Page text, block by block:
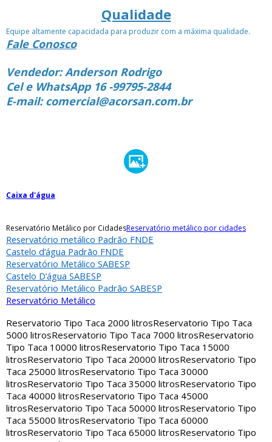
Qualidade
Equipe altamente capacidada para produzir com a máxima qualidade.
Fale Conosco
Vendedor: Anderson Rodrigo
Cel e WhatsApp 16 -99795-2844
E-mail: comercial@acorsan.com.br
Caixa d'água
Reservatório Metálico por CidadesReservatório metálico por cidades
Reservatório metálico Padrão FNDE
Castelo d’água Padrão FNDE
Reservatório Metálico SABESP
Castelo D’água SABESP
Reservatório Metálico Padrão SABESP
Reservatório Metálico
Reservatorio Tipo Taca 2000 litrosReservatorio Tipo Taca
5000 litrosReservatorio Tipo Taca 7000 litrosReservatorio
Tipo Taca 10000 litrosReservatorio Tipo Taca 15000
litrosReservatorio Tipo Taca 20000 litrosReservatorio Tipo
Taca 25000 litrosReservatorio Tipo Taca 30000
litrosReservatorio Tipo Taca 35000 litrosReservatorio Tipo
Taca 40000 litrosReservatorio Tipo Taca 45000
litrosReservatorio Tipo Taca 50000 litrosReservatorio Tipo
Taca 55000 litrosReservatorio Tipo Taca 60000
litrosReservatorio Tipo Taca 65000 litrosReservatorio Tipo